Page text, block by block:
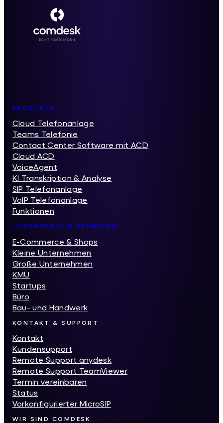
Inhaltsverzeichnis
PRODUKTE
Cloud Telefonanlage
Teams Telefonie
Contact Center Software mit ACD
Cloud ACD
VoiceAgent
KI Transkription & Analyse
SIP Telefonanlage
VoIP Telefonanlage
Funktionen
LÖSUNGEN FÜR BRANCHEN
E-Commerce & Shops
Kleine Unternehmen
Große Unternehmen
KMU
Startups
Büro
Bau- und Handwerk
KONTAKT & SUPPORT
Kontakt
Kundensupport
Remote Support anydesk
Remote Support TeamViewer
Termin vereinbaren
Status
Vorkonfigurierter MicroSIP
WIR SIND COMDESK